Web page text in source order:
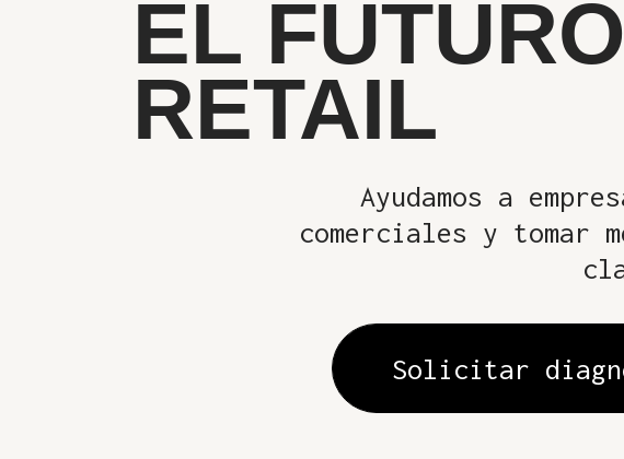
EL
RETAIL
Ayudamos a
comerciales y tomar
Solicitar